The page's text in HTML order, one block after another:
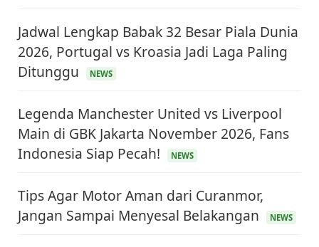
Jadwal Lengkap Babak 32 Besar Piala Dunia
2026, Portugal vs Kroasia Jadi Laga Paling
Ditunggu
NEWS
Legenda Manchester United vs Liverpool
Main di GBK Jakarta November 2026, Fans
Indonesia Siap Pecah!
NEWS
Tips Agar Motor Aman dari Curanmor,
Jangan Sampai Menyesal Belakangan
NEWS